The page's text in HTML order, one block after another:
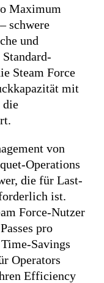
Maximum
schwere
und
Steam Force
mit
die
von
Operations
die für Last-
ist.
Force-Nutzer
pro
Savings
Operators
Efficiency